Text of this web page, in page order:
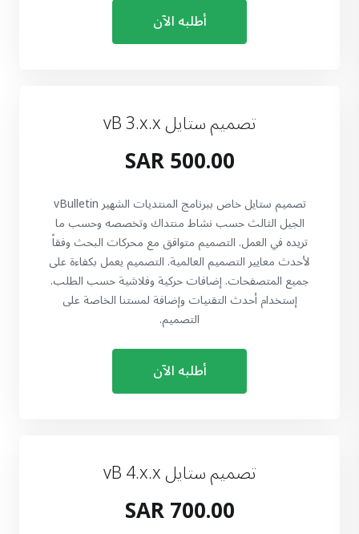
أطلبه الآن
تصميم ستايل vB 3.x.x
500.00 SAR
تصميم ستايل خاص ببرنامج المنتديات الشهير vBulletin
الجيل الثالث حسب نشاط منتداك وتخصصه وحسب ما
تريده في العمل. التصميم متوافق مع محركات البحث وفقاً
لأحدث معايير التصميم العالمية. التصميم يعمل بكفاءة على
جميع المتصفحات. إضافات حركية وفلاشية حسب الطلب.
إستخدام أحدث التقنيات وإضافة لمستنا الخاصة على
التصميم.
أطلبه الآن
تصميم ستايل vB 4.x.x
700.00 SAR